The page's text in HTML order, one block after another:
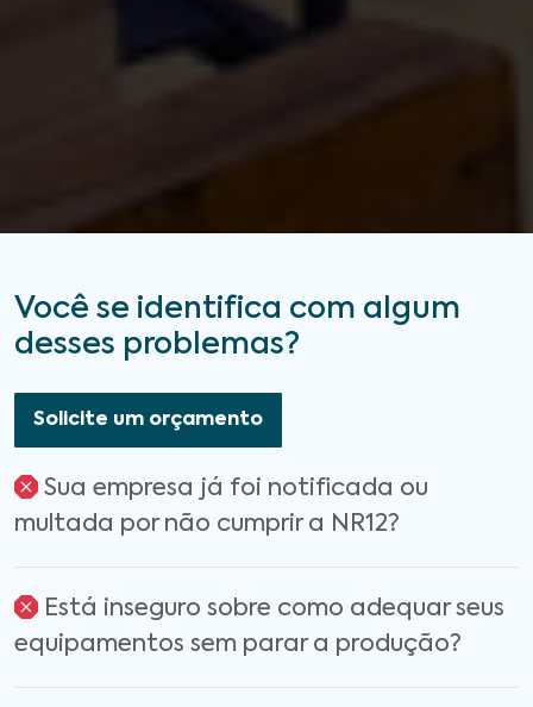
Você se identifica com algum
desses problemas?
Solicite um orçamento
Sua empresa já foi notificada ou
multada por não cumprir a NR12?
Está inseguro sobre como adequar seus
equipamentos sem parar a produção?